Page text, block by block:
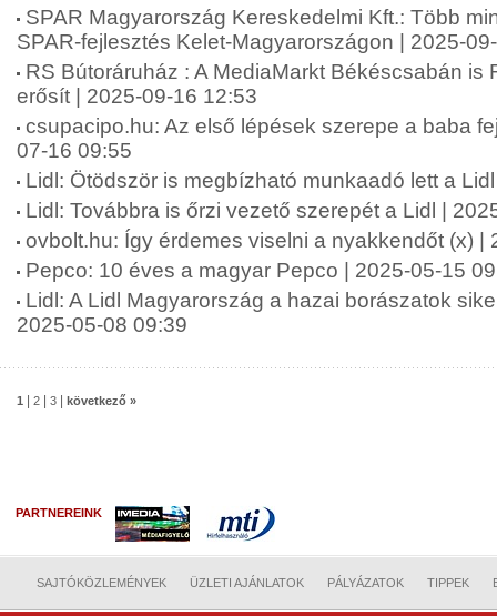
SPAR Magyarország Kereskedelmi Kft.: Több
SPAR-fejlesztés Kelet-Magyarországon | 2025-
RS Bútoráruház : A MediaMarkt Békéscsabán is
erősít | 2025-09-16 12:53
csupacipo.hu: Az első lépések szerepe a baba
07-16 09:55
Lidl: Ötödször is megbízható munkaadó lett a
Lidl: Továbbra is őrzi vezető szerepét a Lidl |
ovbolt.hu: Így érdemes viselni a nyakkendőt (x) |
Pepco: 10 éves a magyar Pepco | 2025-05-15
Lidl: A Lidl Magyarország a hazai borászatok
2025-05-08 09:39
1 2 3 következő »
PARTNEREINK
SAJTÓKÖZLEMÉNYEK ÜZLETI AJÁNLATOK PÁLYÁZATOK TIPPEK